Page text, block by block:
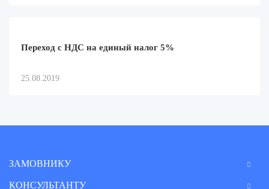
Переход с НДС на единый налог 5%
25.08.2019
ЗАМОВНИКУ
КОНСУЛЬТАНТУ